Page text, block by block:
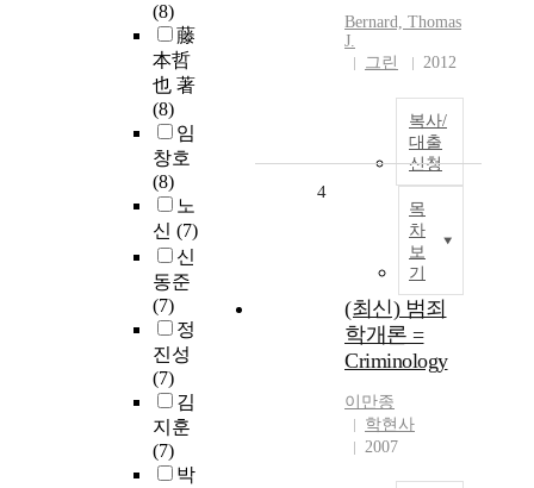
(8)
藤
本哲
也 著
(8)
임
창호
(8)
노
신 (7)
신
동준
(7)
정
진성
(7)
김
지훈
(7)
박
Bernard, Thomas
J.
그린
2012
복사/
대출
신청
목
차
보
기
4
(최신) 범죄
학개론 =
Criminology
이만종
학현사
2007